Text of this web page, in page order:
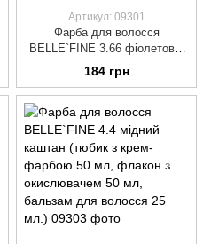
Артикул: 09301
Фарба для волосся
BELLE`FINE 3.66 фіолетово-
коричневий колір (тюбик з
крем-фарбою 50 мл, флакон з
окислювачем 50 мл, бальзам
для волосся 25 мл.)
184 грн